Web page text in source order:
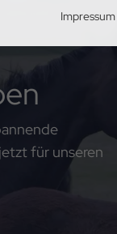
Impressum
für unseren